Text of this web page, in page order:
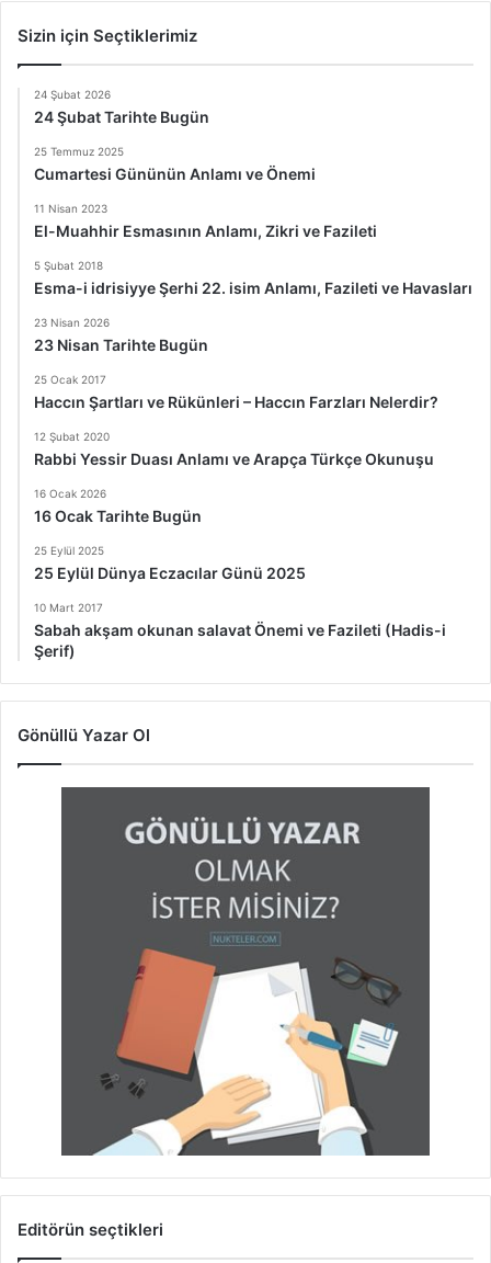
Sizin için Seçtiklerimiz
24 Şubat 2026
24 Şubat Tarihte Bugün
25 Temmuz 2025
Cumartesi Gününün Anlamı ve Önemi
11 Nisan 2023
El-Muahhir Esmasının Anlamı, Zikri ve Fazileti
5 Şubat 2018
Esma-i idrisiyye Şerhi 22. isim Anlamı, Fazileti ve Havasları
23 Nisan 2026
23 Nisan Tarihte Bugün
25 Ocak 2017
Haccın Şartları ve Rükünleri – Haccın Farzları Nelerdir?
12 Şubat 2020
Rabbi Yessir Duası Anlamı ve Arapça Türkçe Okunuşu
16 Ocak 2026
16 Ocak Tarihte Bugün
25 Eylül 2025
25 Eylül Dünya Eczacılar Günü 2025
10 Mart 2017
Sabah akşam okunan salavat Önemi ve Fazileti (Hadis-i
Şerif)
Gönüllü Yazar Ol
Editörün seçtikleri